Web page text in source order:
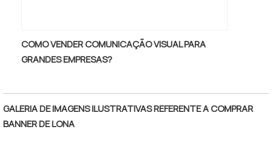
COMO VENDER COMUNICAÇÃO VISUAL PARA
GRANDES EMPRESAS?
GALERIA DE IMAGENS ILUSTRATIVAS REFERENTE A COMPRAR
BANNER DE LONA